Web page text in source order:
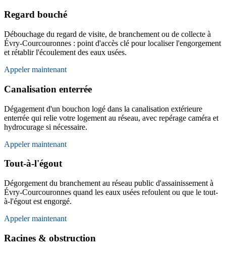
Regard bouché
Débouchage du regard de visite, de branchement ou de collecte à
Évry-Courcouronnes : point d'accès clé pour localiser l'engorgement
et rétablir l'écoulement des eaux usées.
Appeler maintenant
Canalisation enterrée
Dégagement d'un bouchon logé dans la canalisation extérieure
enterrée qui relie votre logement au réseau, avec repérage caméra et
hydrocurage si nécessaire.
Appeler maintenant
Tout-à-l'égout
Dégorgement du branchement au réseau public d'assainissement à
Évry-Courcouronnes quand les eaux usées refoulent ou que le tout-
à-l'égout est engorgé.
Appeler maintenant
Racines & obstruction